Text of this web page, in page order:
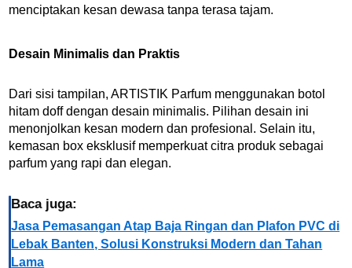
menciptakan kesan dewasa tanpa terasa tajam.
Desain Minimalis dan Praktis
Dari sisi tampilan, ARTISTIK Parfum menggunakan botol
hitam doff dengan desain minimalis. Pilihan desain ini
menonjolkan kesan modern dan profesional. Selain itu,
kemasan box eksklusif memperkuat citra produk sebagai
parfum yang rapi dan elegan.
Baca juga:
Jasa Pemasangan Atap Baja Ringan dan Plafon PVC di
Lebak Banten, Solusi Konstruksi Modern dan Tahan
Lama